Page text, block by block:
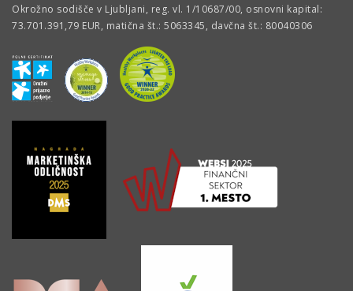
Okrožno sodišče v Ljubljani, reg. vl. 1/10687/00, osnovni kapital:
73.701.391,79 EUR, matična št.: 5063345, davčna št.: 80040306